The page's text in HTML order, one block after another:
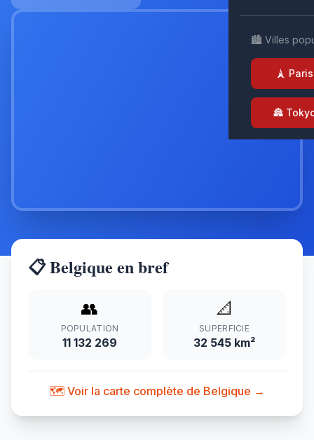
🏙️ Villes
🗼 Paris
🏯
📋 Belgique en bref
👥
POPULATION
11 132 269
📐
SUPERFICIE
32 545 km²
🗺️ Voir la carte complète de Belgique →